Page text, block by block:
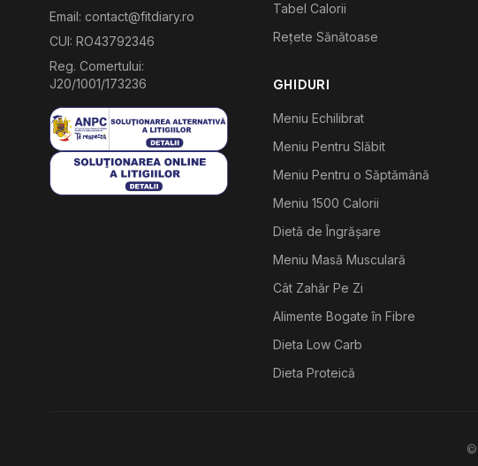
Email: contact@fitdiary.ro
CUI: RO43792346
Reg. Comertului:
J20/1001/173236
Tabel Calorii
Rețete Sănătoase
GHIDURI
Meniu Echilibrat
Meniu Pentru Slăbit
Meniu Pentru o Săptămână
Meniu 1500 Calorii
Dietă de Îngrășare
Meniu Masă Musculară
Cât Zahăr Pe Zi
Alimente Bogate în Fibre
Dieta Low Carb
Dieta Proteică
©